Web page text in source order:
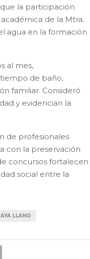
la participación
de la Mtra.
agua en la formación
al mes,
de baño,
familiar. Consideró
y evidencian la
de profesionales
con la preservación
concursos fortalecen
social entre la
LLANO